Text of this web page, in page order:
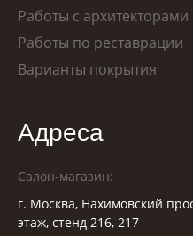
Работы с архитекторами
Работы по реставрации
Варианты покрытия
Адреса
Салон-магазин:
г. Москва, Нахимовский
этаж, стенд 216, 217